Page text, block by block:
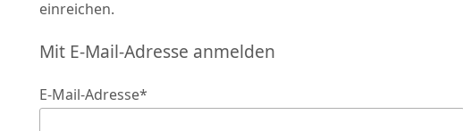
einreichen.
Mit E-Mail-Adresse anmelden
E-Mail-Adresse*